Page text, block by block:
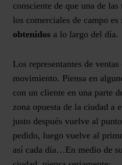
consciente de que una de las
los comerciales de campo es
obtenidos a lo largo del día.
Los representantes de ventas
movimiento. Piensa en
con un cliente en una parte
zona opuesta de la ciudad a
justo después vuelve al
pedido, luego vuelve al
así cada día…En medio de